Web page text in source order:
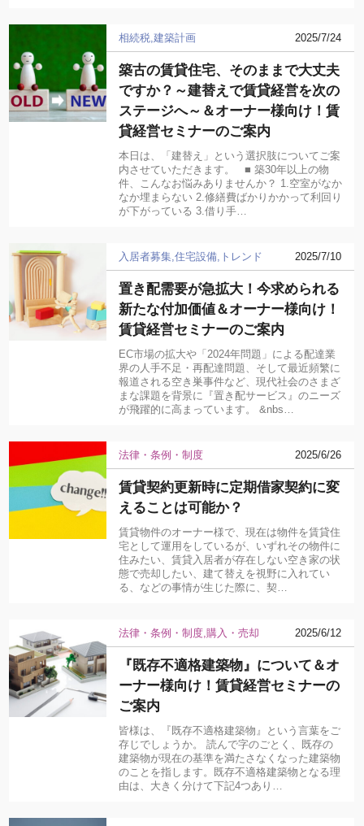
相続税 建築計画 2025/7/24
築古の賃貸住宅、そのままで大丈夫
ですか？～建替えで賃貸経営を次の
ステージへ～＆オーナー様向け！賃
貸経営セミナーのご案内
本日は、「建替え」という選択肢についてご案
内させていただきます。 ■ 築30年以上の物
件、こんなお悩みありませんか？ 1.空室がなか
なか埋まらない 2.修繕費ばかりかかって利回り
が下がっている 3.借り手…
入居者募集 住宅設備 トレンド 2025/7/10
置き配需要が急拡大！今求められる
新たな付加価値＆オーナー様向け！
賃貸経営セミナーのご案内
EC市場の拡大や「2024年問題」による配達業
界の人手不足・再配達問題、そして最近頻繁に
報道される空き巣事件など、現代社会のさまざ
まな課題を背景に『置き配サービス』のニーズ
が飛躍的に高まっています。 &nbs…
法律・条例・制度 2025/6/26
賃貸契約更新時に定期借家契約に変
えることは可能か？
賃貸物件のオーナー様で、現在は物件を賃貸住
宅として運用をしているが、いずれその物件に
住みたい、賃貸入居者が存在しない空き家の状
態で売却したい、建て替えを視野に入れてい
る、などの事情が生じた際に、契…
法律・条例・制度 購入・売却 2025/6/12
『既存不適格建築物』について＆オ
ーナー様向け！賃貸経営セミナーの
ご案内
皆様は、『既存不適格建築物』という言葉をご
存じでしょうか。 読んで字のごとく、既存の
建築物が現在の基準を満たさなくなった建築物
のことを指します。既存不適格建築物となる理
由は、大きく分けて下記4つあり…